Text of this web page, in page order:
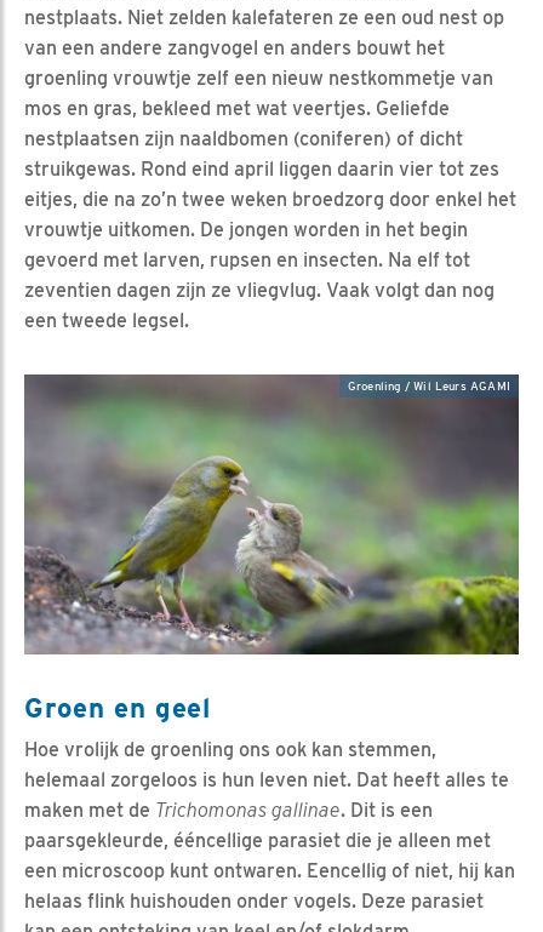
nestplaats. Niet zelden kalefateren ze een oud nest op
van een andere zangvogel en anders bouwt het
groenling vrouwtje zelf een nieuw nestkommetje van
mos en gras, bekleed met wat veertjes. Geliefde
nestplaatsen zijn naaldbomen (coniferen) of dicht
struikgewas. Rond eind april liggen daarin vier tot zes
eitjes, die na zo’n twee weken broedzorg door enkel het
vrouwtje uitkomen. De jongen worden in het begin
gevoerd met larven, rupsen en insecten. Na elf tot
zeventien dagen zijn ze vliegvlug. Vaak volgt dan nog
een tweede legsel.
Groenling / Wil Leurs AGAMI
Groen en geel
Hoe vrolijk de groenling ons ook kan stemmen,
helemaal zorgeloos is hun leven niet. Dat heeft alles te
maken met de Trichomonas gallinae. Dit is een
paarsgekleurde, ééncellige parasiet die je alleen met
een microscoop kunt ontwaren. Eencellig of niet, hij kan
helaas flink huishouden onder vogels. Deze parasiet